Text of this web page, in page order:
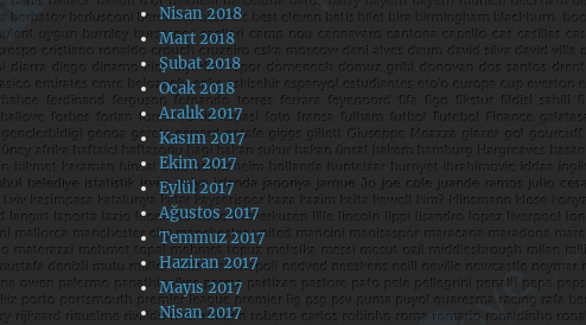
Nisan 2018
Mart 2018
Şubat 2018
Ocak 2018
Aralık 2017
Kasım 2017
Ekim 2017
Eylül 2017
Ağustos 2017
Temmuz 2017
Haziran 2017
Mayıs 2017
Nisan 2017